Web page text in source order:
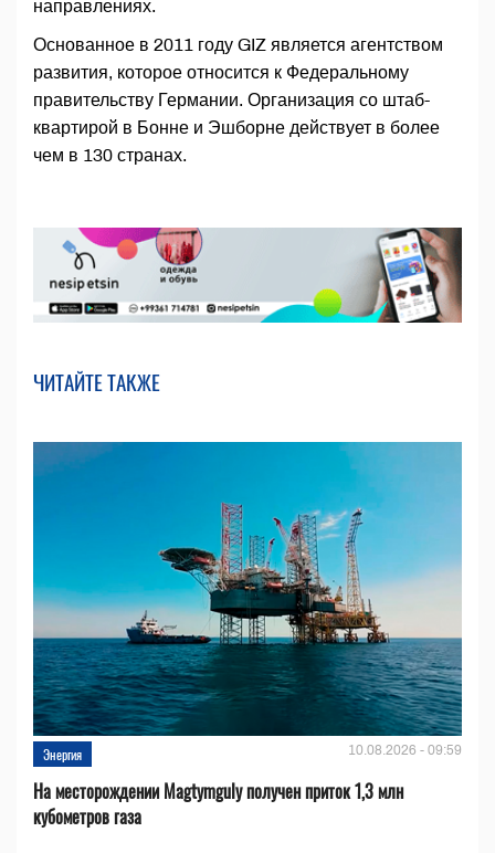
направлениях.
Основанное в 2011 году GIZ является агентством
развития, которое относится к Федеральному
правительству Германии. Организация со штаб-
квартирой в Бонне и Эшборне действует в более
чем в 130 странах.
ЧИТАЙТЕ ТАКЖЕ
Энергия 10.08.2026 - 09:59
На месторождении Magtymguly получен приток 1,3 млн
кубометров газа